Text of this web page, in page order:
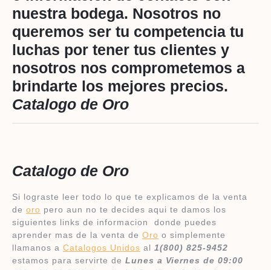
nuestra bodega. Nosotros no
queremos ser tu competencia tu
luchas por tener tus clientes y
nosotros nos comprometemos a
brindarte los mejores precios.
Catalogo de Oro
​Catalogo de Oro
Si lograste leer todo lo que te explicamos de la venta
de oro pero aun no te decides aqui te damos los
siguientes links de informacion donde puedes
aprender mas de la venta de Oro o simplemente
llamanos a Catalogos Unidos al 1(800) 825-9452
estamos para servirte de Lunes a Viernes de 09:00